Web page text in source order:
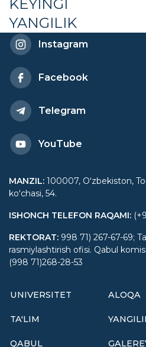
kursi
KEYINGI
YANGILIK
Instagram
Facebook
Telegram
YouTube
MANZIL: 100007, Oʻzbekiston,
koʻchasi, 54.
ISHONCH TELEFON RAQAMI:
REKTORAT: 998 71) 267-67-69;
rasmiylashtirish ofisi. Qabul
(998 71)268-28-53
UNIVERSITET
TA'LIM
QABUL
ALOQA